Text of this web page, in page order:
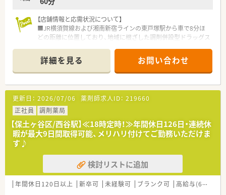
■ 神奈川県近隣で、地域住民の健康を支える地域密着の薬局で
■ 大手企業の安定した基盤と充実した福利厚生のもとで、安心
して働きたいと希望されている方にオススメです。
■ 充実した研修で調剤や在宅医療をしっかりと学び、薬剤師と
してキャリアアップを目指したい方に適しています。
【店舗情報と応需状況について】
■JR横須賀線および湘南新宿ラインの東戸塚駅から車で8分ほ
どの距離に位置しており、地域に根ざした調剤併設型ドラッグス
■処方箋は面対応にて1日平均60枚ほどを応需しており、特定の
科目に偏ることなく多種多様な処方内容を経験することが可能
な環境です。
■薬剤師は常勤3名体制で運営されており、一人ひとりの業務負
担が適切に分散されているため、落ち着いて日々の業務に取り組
めます。
【法人特徴について】
■関東および東海の住宅街を中心に720店舗以上を展開してお
り、30年以上にわたって連続成長を続ける極めて安定した企業
■東京と神奈川での店舗数は業界トップクラスを誇り、人口の多
い首都圏でのシェアを確保しているため将来性も非常に高い法
人です。
■調剤併設型のドラッグストアをメインに出店しており、地域住
詳細を見る お問い合わせ
更新日： 2026/07/06 薬剤師求人ID： 219660
正社員
調剤薬局
【保土ヶ谷区/西谷駅】≪18時定時！≫年間休日126日・連続休
暇が最大9日間取得可能、メリハリ付けてご勤務いただけま
す♪
検討リストに追加
年間休日120日以上 新卒可 未経験可 ブランク可 高給与(600万円以上)